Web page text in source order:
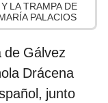
LA TRAMPA DE
PALACIOS
de Gálvez
Drácena
junto